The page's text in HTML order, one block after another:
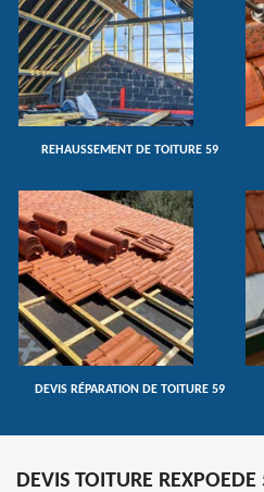
REHAUSSEMENT DE TOITURE 59
DEVIS RÉPARATION DE TOITURE 59
DEVIS TOITURE